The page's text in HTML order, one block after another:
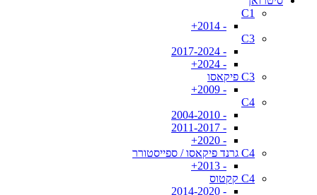
C1
- 2014+
C3
- 2017-2024
- 2024+
C3 פיקאסו
- 2009+
C4
- 2004-2010
- 2011-2017
- 2020+
C4 גרנד פיקאסו / ספייסטורר
- 2013+
C4 קקטוס
- 2014-2020